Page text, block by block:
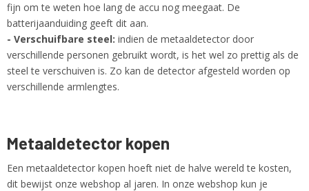
fijn om te weten hoe lang de accu nog meegaat. De
batterijaanduiding geeft dit aan.
- Verschuifbare steel: indien de metaaldetector door
verschillende personen gebruikt wordt, is het wel zo prettig als de
steel te verschuiven is. Zo kan de detector afgesteld worden op
verschillende armlengtes.
Metaaldetector kopen
Een metaaldetector kopen hoeft niet de halve wereld te kosten,
dit bewijst onze webshop al jaren. In onze webshop kun je